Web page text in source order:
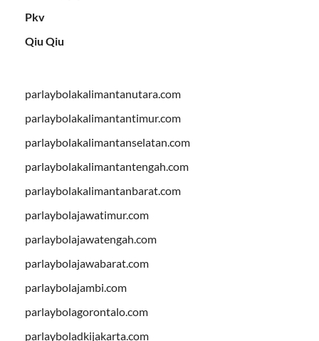
Pkv
Qiu Qiu
parlaybolakalimantanutara.com
parlaybolakalimantantimur.com
parlaybolakalimantanselatan.com
parlaybolakalimantantengah.com
parlaybolakalimantanbarat.com
parlaybolajawatimur.com
parlaybolajawatengah.com
parlaybolajawabarat.com
parlaybolajambi.com
parlaybolagorontalo.com
parlayboladkijakarta.com